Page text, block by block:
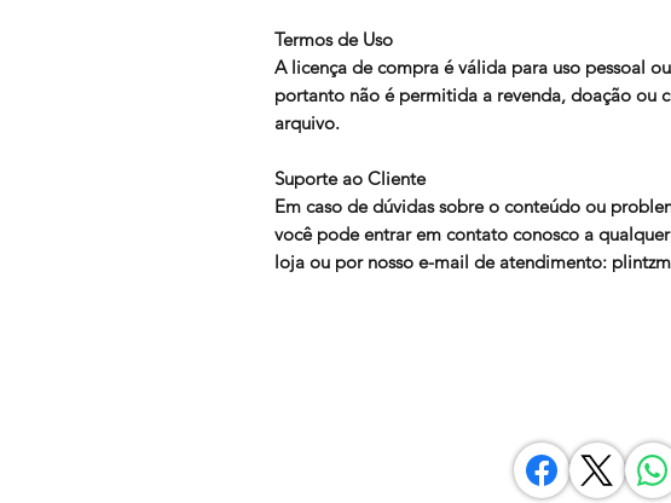
Termos de Uso
A licença de compra é válida para uso pessoal
portanto não é permitida a revenda, doação ou
arquivo.
Suporte ao Cliente
Em caso de dúvidas sobre o conteúdo ou
você pode entrar em contato conosco a
loja ou por nosso e-mail de atendimento: